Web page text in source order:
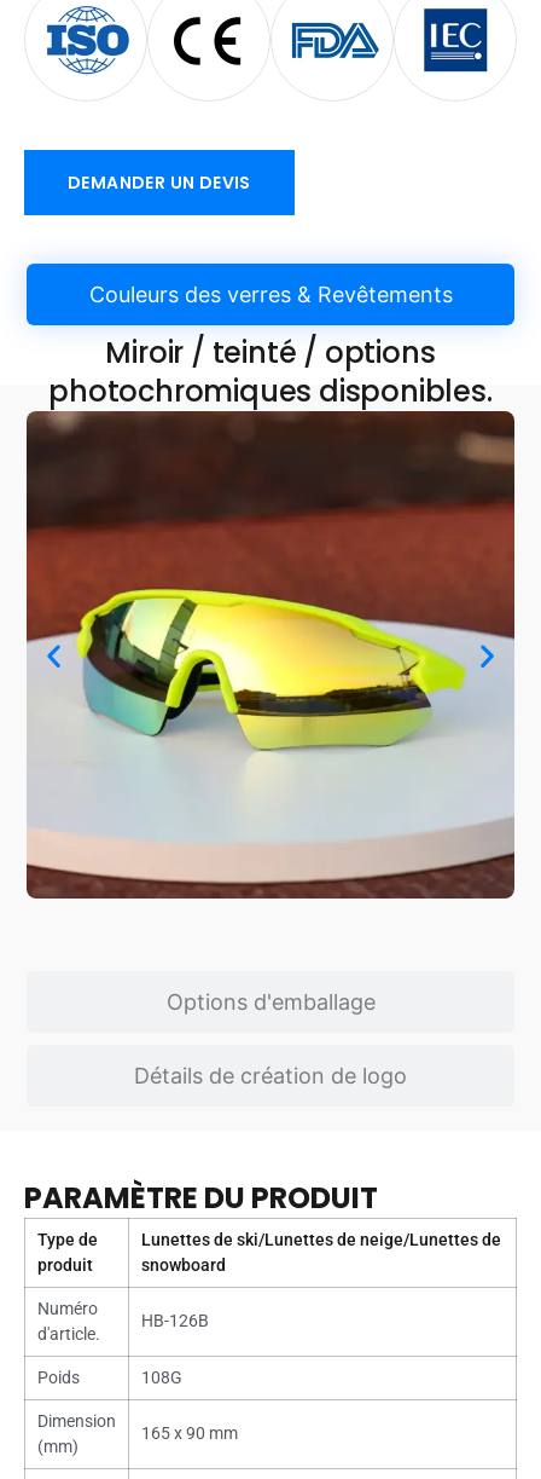
DEMANDER UN DEVIS
Couleurs des verres & Revêtements
Options d'emballage
Détails de création de logo
Miroir / teinté / options
photochromiques disponibles.
PARAMÈTRE DU PRODUIT
Type de
produit
Lunettes de ski/Lunettes de neige/Lunettes de
snowboard
Numéro
d'article.
HB-126B
Poids 108G
Dimension
(mm)
165 x 90 mm